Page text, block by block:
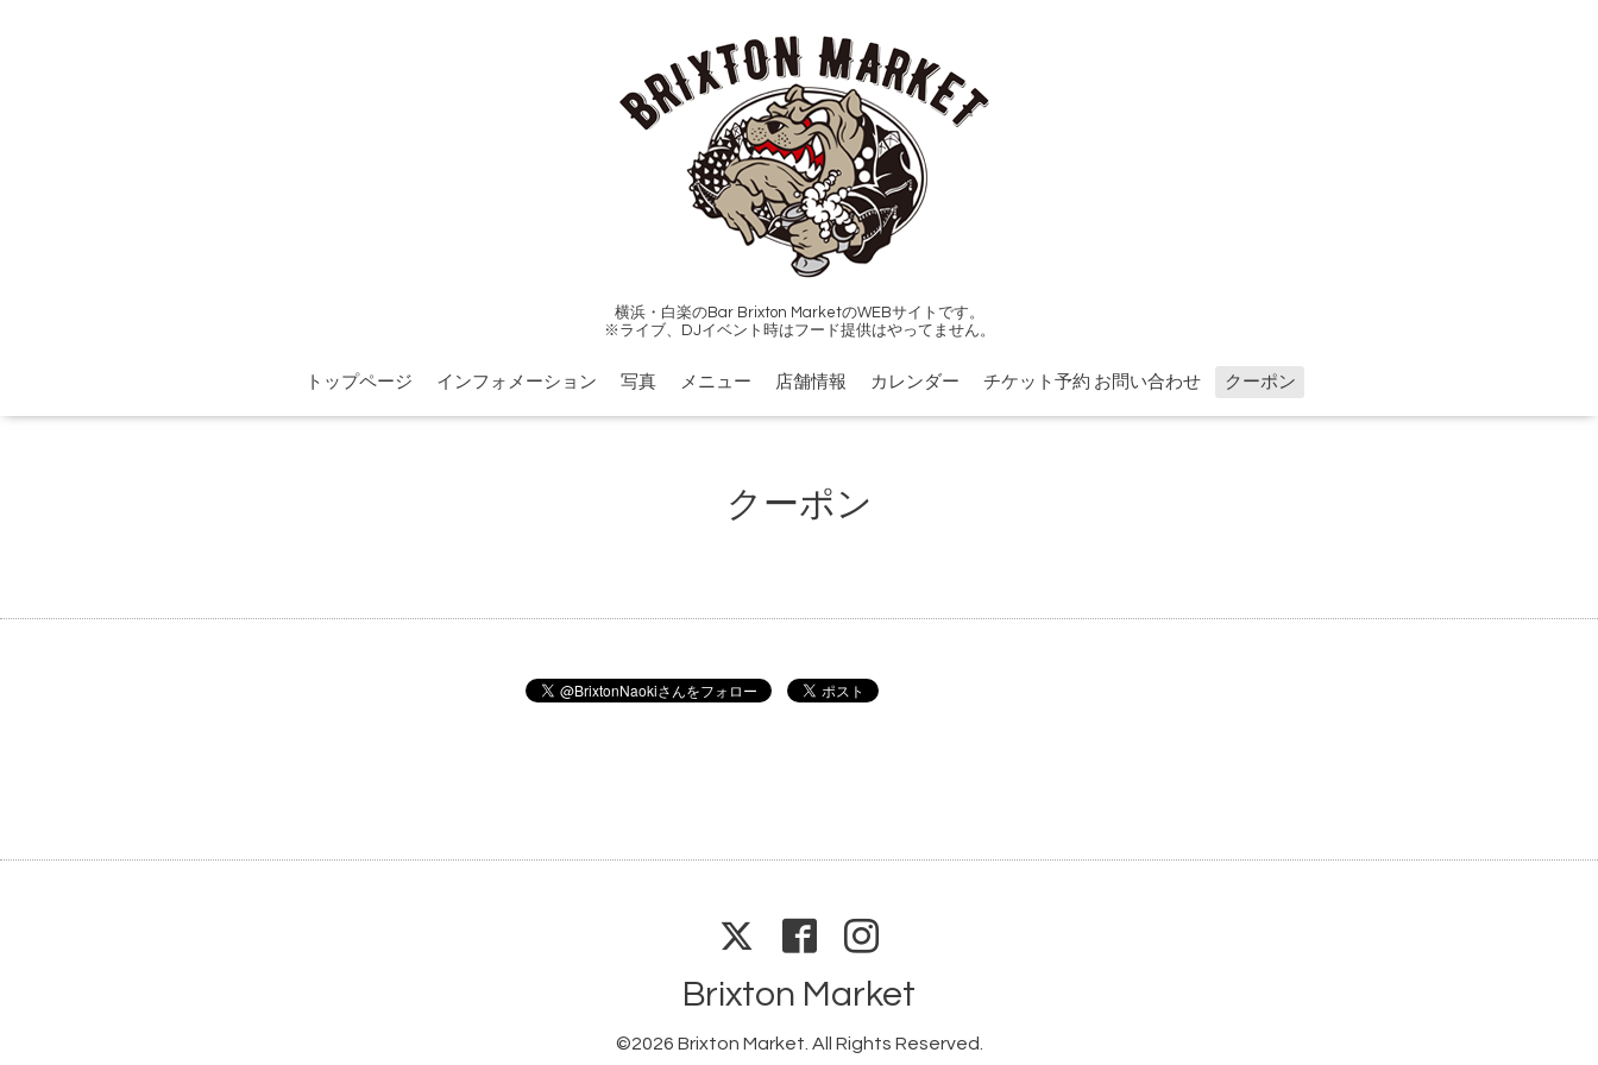
横浜・白楽のBar Brixton MarketのWEBサイトです。
※ライブ、DJイベント時はフード提供はやってません。
トップページ インフォメーション 写真 メニュー 店舗情報 カレンダー チケット予約 お問い合わせ クーポン
クーポン
Brixton Market
©2026 Brixton Market. All Rights Reserved.